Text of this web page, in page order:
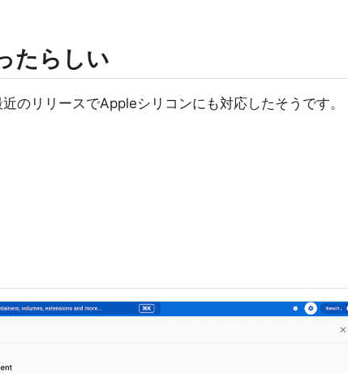
たらしい
のリリースでAppleシリコンにも対応したそうです。